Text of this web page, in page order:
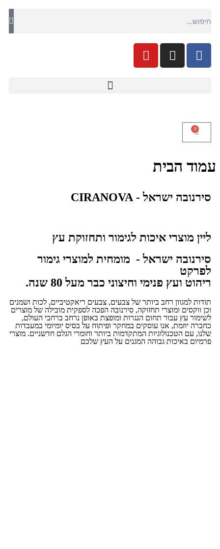
0
עמוד הבית
סירנובה ישראל - CIRANOVA
ליין מוצרי איכות לגימור ותחזוקת עץ
סירנובה ישראל - מומחית למוצרי גימור
לפרקט
ריהוט ועץ פנימי וחיצוני כבר מעל 80 שנה.
תודות למגוון רחב ביותר של צבעים, צבעים ריאקטיביים, לכות ושמנים
וכן ווקסים ומוצרי תחזוקה, סירנובה הפכה לספקית מובילה של מוצרים
לשימור עץ עבור תחום הנגרות ומופצת באופן נרחב ברחבי העולם,
כחברה יוזמת, אנו עוסקים במחקר ופיתוח על בסיס יומיומי במעבדות
שלנו, עם הטכנולוגיות המתקדמות ביותר וחומרי הגלם חדשניים. מוצרי
פרמיום באיכות גבוהה המגנים על העץ שלכם